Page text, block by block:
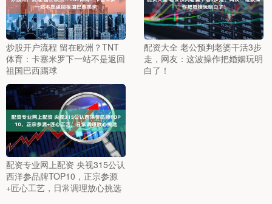
炒股开户流程 留在欧洲？TNT
体育：卡塞米罗下一站不是返回
祖国巴西踢球
配资大全 老公预判老婆干活3步
走，网友：这波操作把婚姻玩明
白了！
配资专业网上配资 央视315公认
西洋参品牌TOP10，正宗参源
+匠心工艺，日常调理放心挑选